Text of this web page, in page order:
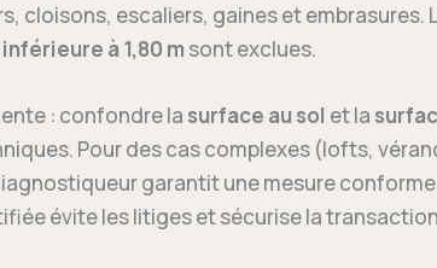
cloisons, escaliers, gaines et embrasures.
inférieure à 1,80 m sont exclues.
: confondre la surface au sol et la
Pour des cas complexes (lofts,
garantit une mesure conforme
évite les litiges et sécurise la